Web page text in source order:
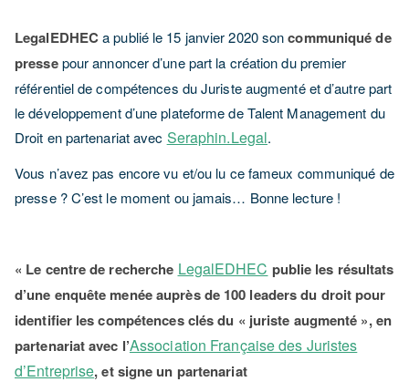
LegalEDHECa publié le 15 janvier 2020 soncommuniqué de
pressepour annoncer d’une part la création du premier
référentiel de compétences du Juriste augmenté et d’autre part
le développement d’une plateforme de Talent Management du
Droit en partenariat avec Seraphin.Legal.
Vous n’avez pas encore vu et/ou lu ce fameux communiqué de
presse ? C’est le moment ou jamais… Bonne lecture !
« Le centre de recherche LegalEDHEC publie les résultats
d’une enquête menée auprès de 100 leaders du droit pour
identifier les compétences clés du « juriste augmenté », en
partenariat avec l’Association Française des Juristes
d’Entreprise, et signe un partenariat